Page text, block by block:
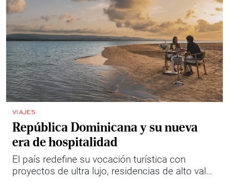
VIAJES
República Dominicana y su nueva
era de hospitalidad
El país redefine su vocación turística con
proyectos de ultra lujo, residencias de alto valor